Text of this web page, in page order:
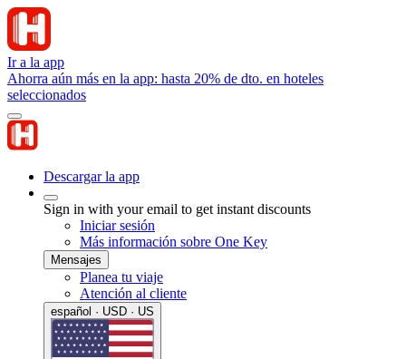
Ir a la app
Ahorra aún más en la app: hasta 20% de dto. en hoteles
seleccionados
Descargar la app
Sign in with your email to get instant discounts
Iniciar sesión
Más información sobre One Key
Mensajes
Planea tu viaje
Atención al cliente
español · USD · US